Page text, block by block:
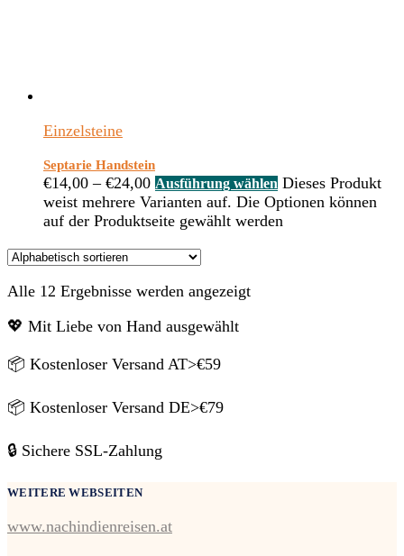
Einzelsteine
Septarie Handstein
€14,00 – €24,00 Ausführung wählen Dieses Produkt
weist mehrere Varianten auf. Die Optionen können
auf der Produktseite gewählt werden
Alle 12 Ergebnisse werden angezeigt
💖 Mit Liebe von Hand ausgewählt
📦 Kostenloser Versand AT>€59
📦 Kostenloser Versand DE>€79
🔒 Sichere SSL-Zahlung
WEITERE WEBSEITEN
www.nachindienreisen.at